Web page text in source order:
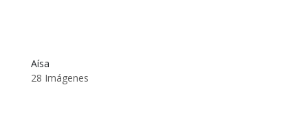
Aísa
28 Imágenes